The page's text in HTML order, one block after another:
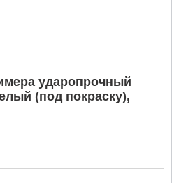
ударопрочный
(под покраску),